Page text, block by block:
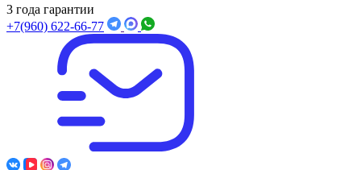
3 года гарантии
+7(960) 622-66-77